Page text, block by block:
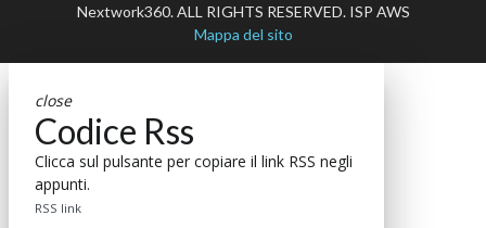
Nextwork360. ALL RIGHTS RESERVED. ISP AWS
Mappa del sito
close
Codice Rss
Clicca sul pulsante per copiare il link RSS negli
appunti.
RSS link